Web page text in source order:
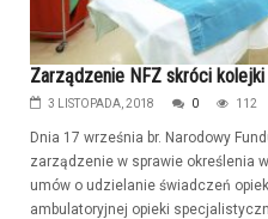
Zarządzenie NFZ skróci
3 LISTOPADA, 2018 0 112
Dnia 17 września br. Narodowy
zarządzenie w sprawie określenia
umów o udzielanie świadczeń
ambulatoryjnej opieki